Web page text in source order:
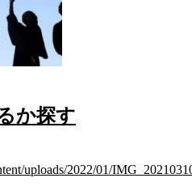
か探す
uploads/2022/01/